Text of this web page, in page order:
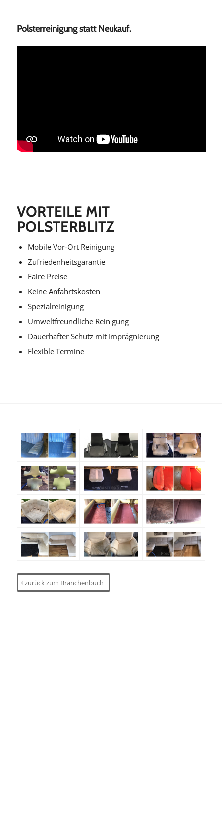
Polsterreinigung statt Neukauf.
VORTEILE MIT
POLSTERBLITZ
Mobile Vor-Ort Reinigung
Zufriedenheitsgarantie
Faire Preise
Keine Anfahrtskosten
Spezialreinigung
Umweltfreundliche Reinigung
Dauerhafter Schutz mit Imprägnierung
Flexible Termine
zurück zum Branchenbuch